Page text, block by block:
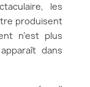
les
produisent
n’est plus
dans